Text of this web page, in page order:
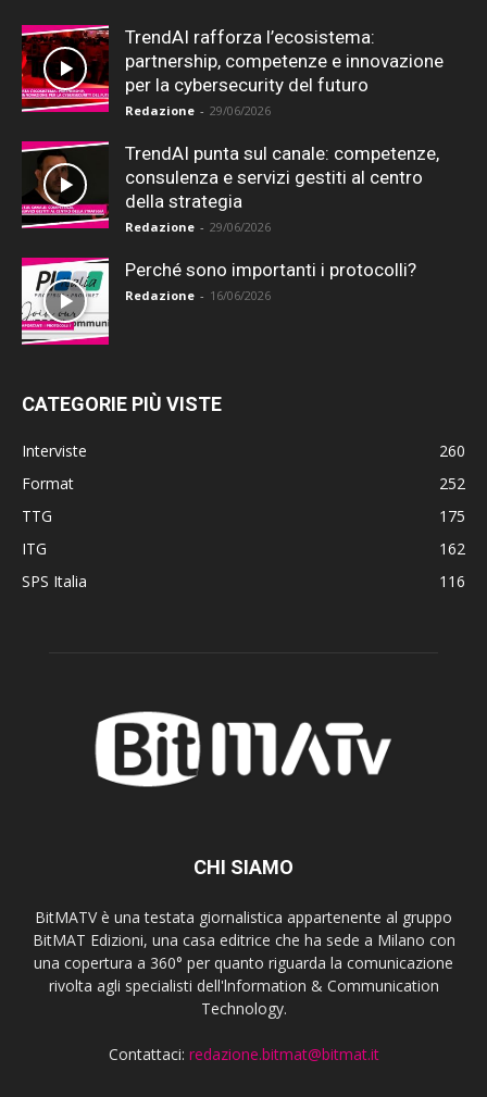
TrendAI rafforza l’ecosistema:
partnership, competenze e innovazione
per la cybersecurity del futuro
Redazione - 29/06/2026
TrendAI punta sul canale: competenze,
consulenza e servizi gestiti al centro
della strategia
Redazione - 29/06/2026
Perché sono importanti i protocolli?
Redazione - 16/06/2026
CATEGORIE PIÙ VISTE
Interviste
260
Format
252
TTG
175
ITG
162
SPS Italia
116
CHI SIAMO
BitMATV è una testata giornalistica appartenente al gruppo
BitMAT Edizioni, una casa editrice che ha sede a Milano con
una copertura a 360° per quanto riguarda la comunicazione
rivolta agli specialisti dell'lnformation & Communication
Technology.
Contattaci: redazione.bitmat@bitmat.it